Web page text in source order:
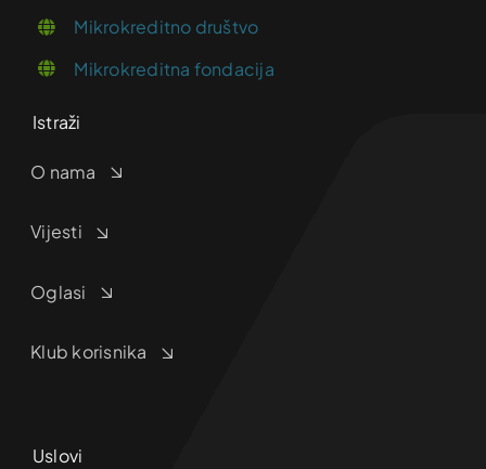
Mikrokreditno društvo
Mikrokreditna fondacija
Istraži
O nama
Vijesti
Oglasi
Klub korisnika
Uslovi